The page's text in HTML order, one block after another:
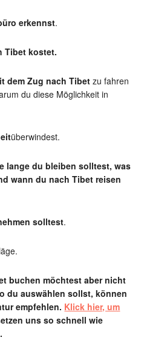
erkennst.
Tibet kostet.
dem Zug nach Tibet zu fahren
du diese Möglichkeit in
überwindest.
lange du bleiben solltest, was
wann du nach Tibet reisen
solltest.
buchen möchtest aber nicht
du auswählen sollst, können
empfehlen. Klick hier, um
uns so schnell wie